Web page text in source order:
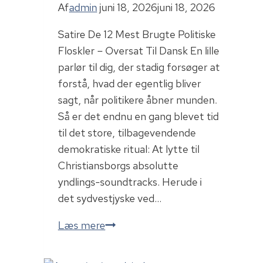
Afadmin juni 18, 2026juni 18, 2026
Satire De 12 Mest Brugte Politiske
Floskler – Oversat Til Dansk En lille
parlør til dig, der stadig forsøger at
forstå, hvad der egentlig bliver
sagt, når politikere åbner munden.
Så er det endnu en gang blevet tid
til det store, tilbagevendende
demokratiske ritual: At lytte til
Christiansborgs absolutte
yndlings-soundtracks. Herude i
det sydvestjyske ved…
Læs mereDe